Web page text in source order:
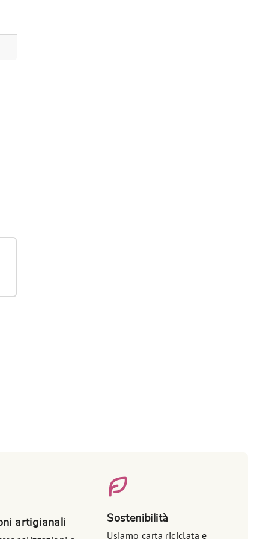
artigianali Sostenibilità
Usiamo carta riciclata e